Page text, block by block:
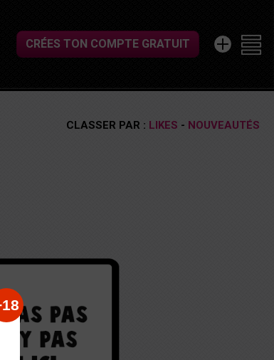
CRÉES TON COMPTE GRATUIT
CLASSER PAR : LIKES - NOUVEAUTÉS